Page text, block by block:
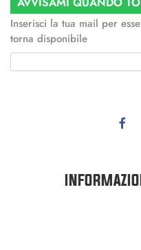
Inserisci la tua mail per
torna disponibile